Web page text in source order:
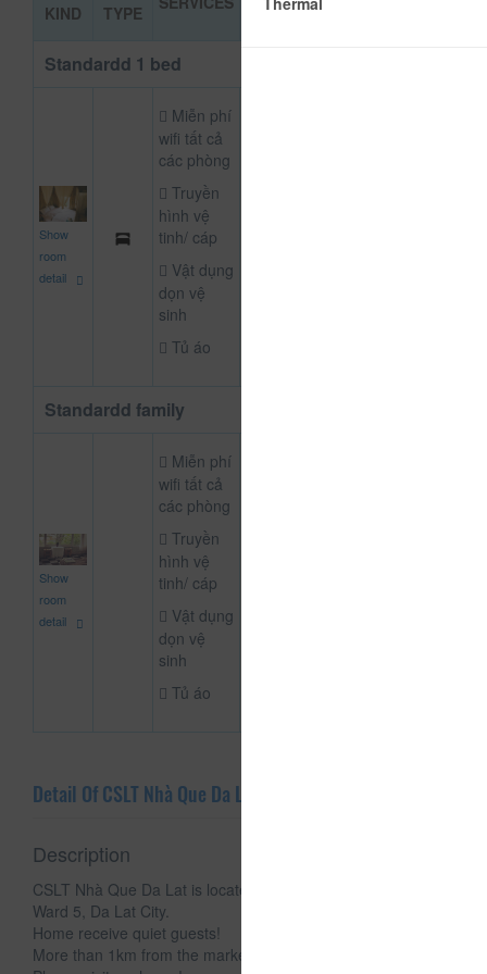
KIND
TYPE
PRICE
Standardd 1 bed
Show
room
detail
Miễn phí
wifi tất cả
các phòng
Truyền
hình vệ
tinh/ cáp
Vật dụng
dọn vệ
sinh
Tủ áo
Standardd family
Show
room
detail
Miễn phí
wifi tất cả
các phòng
Truyền
hình vệ
tinh/ cáp
Vật dụng
dọn vệ
sinh
Tủ áo
Detail Of CSLT Nhà Que Da Lat
Description
CSLT Nhà Que Da Lat is located at 21 Nguyen Dinh Quan,
Ward 5, Da Lat City.
Home receive quiet guests!
More than 1km from the market, easy to go, easy to find.